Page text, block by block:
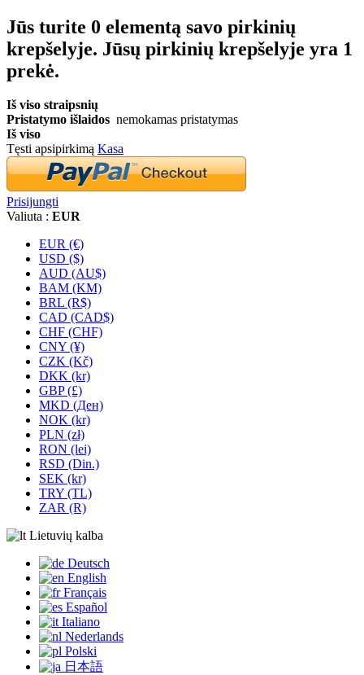
Jūs turite 0 elementą savo pirkinių
krepšelyje. Jūsų pirkinių krepšelyje yra 1
prekė.
Iš viso straipsnių
Pristatymo išlaidos nemokamas pristatymas
Iš viso
Tęsti apsipirkimą Kasa
Prisijungti
Valiuta : EUR
EUR (€)
USD ($)
AUD (AU$)
BAM (KM)
BRL (R$)
CAD (CAD$)
CHF (CHF)
CNY (¥)
CZK (Kč)
DKK (kr)
GBP (£)
MKD (Ден)
NOK (kr)
PLN (zł)
RON (lei)
RSD (Din.)
SEK (kr)
TRY (TL)
ZAR (R)
Lietuvių kalba
Deutsch
English
Français
Español
Italiano
Nederlands
Polski
日本語